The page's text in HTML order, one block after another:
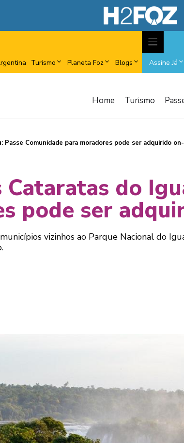
Turismo Planeta Foz Blogs Assine Já
Home Turismo
Passe Comunidade para moradores pode ser adquirido
do
pode ser
vizinhos ao Parque Nacional do